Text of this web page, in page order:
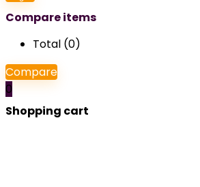
Compare items
Total (0)
Compare
0
Shopping cart